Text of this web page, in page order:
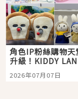
角色IP粉絲購物天
升級！KIDDY
宿店吉伊卡哇迎客
開幕 OMOKADO
2026年07月07日